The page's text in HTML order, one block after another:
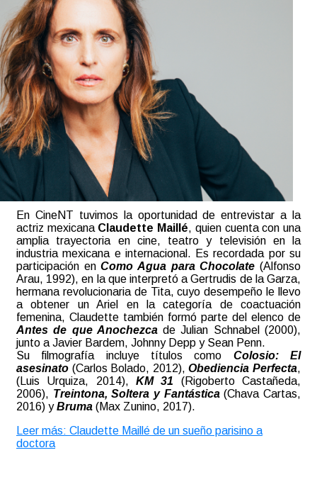
En CineNT tuvimos la oportunidad de entrevistar a la
actriz mexicana Claudette Maillé, quien cuenta con una
amplia trayectoria en cine, teatro y televisión en la
industria mexicana e internacional. Es recordada por su
participación enComo Agua para Chocolate(Alfonso
Arau, 1992), en la que interpretó a Gertrudis de la Garza,
hermana revolucionaria de Tita, cuyo desempeño le llevo
a obtener un Ariel en la categoría de coactuación
femenina, Claudette también formó parte del elenco de
Antes de que Anochezcade Julian Schnabel (2000),
junto a Javier Bardem, Johnny Depp y Sean Penn.
Su filmografía incluye títulos como Colosio: El
asesinato (Carlos Bolado, 2012),Obediencia Perfecta,
(Luis Urquiza, 2014), KM 31 (Rigoberto Castañeda,
2006), Treintona, Soltera y Fantástica(Chava Cartas,
2016) yBruma (Max Zunino, 2017).
Leer más: Claudette Maillé de un sueño parisino a
doctora